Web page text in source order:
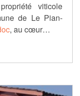
viticole
de Le Pian-
, au cœur…